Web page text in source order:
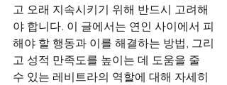
고 오래 지속시키기 위해 반드시 고려해
야 합니다. 이 글에서는 연인 사이에서 피
해야 할 행동과 이를 해결하는 방법, 그리
고 성적 만족도를 높이는 데 도움을 줄
수 있는 레비트라의 역할에 대해 자세히